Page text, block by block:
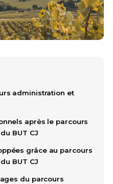
administration et
après le parcours
BUT CJ
grâce au parcours
BUT CJ
du parcours